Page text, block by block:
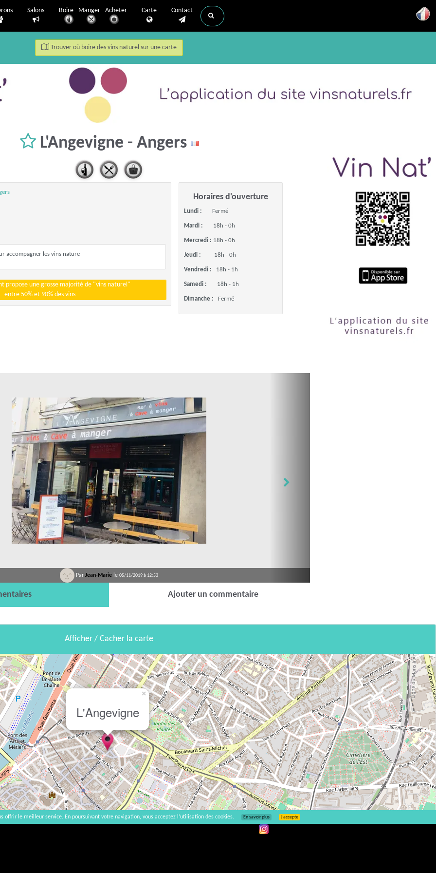
Salons Boire - Manger - Acheter Carte Contact
Trouver où boire des vins naturel sur une carte
L'Angevigne - Angers
accompagner les vins nature
propose une grosse majorité de "vins naturel"
entre 50% et 90% des vins
Horaires d'ouverture
Lundi : Fermé
Mardi : 18h - 0h
Mercredi : 18h - 0h
Jeudi : 18h - 0h
Vendredi : 18h - 1h
Samedi : 18h - 1h
Dimanche : Fermé
Par Jean-Marie le 05/11/2019 à 12:53
Ajouter un commentaire
Afficher / Cacher la carte
L'Angevigne
×
offrir le meilleur service. En poursuivant votre navigation, vous acceptez l’utilisation des cookies. En savoir plus J’accepte